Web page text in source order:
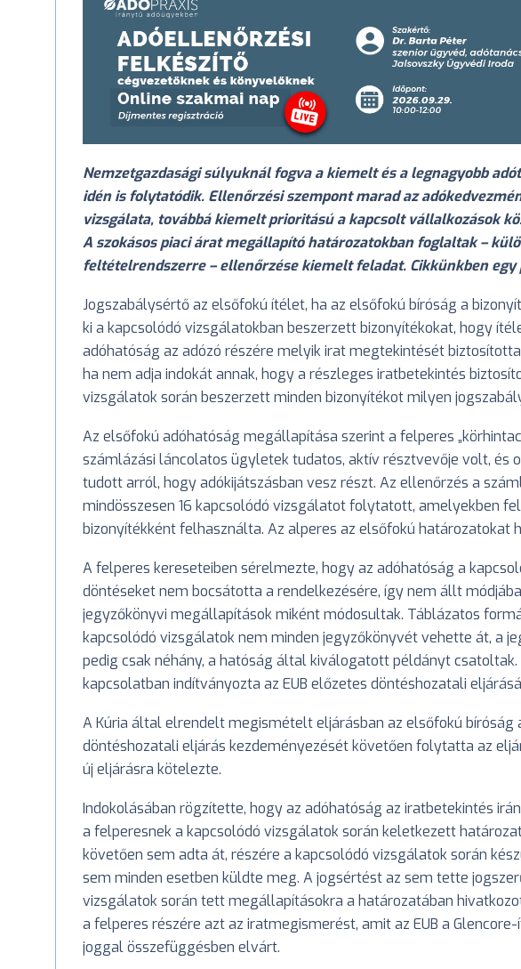
Nemzetgazdasági súlyuknál fogva a kiemelt és a legnagyobb
idén is folytatódik. Ellenőrzési szempont marad az
vizsgálata, továbbá kiemelt prioritású a kapcsolt vállalkozások
A szokásos piaci árat megállapító határozatokban foglaltak –
feltételrendszerre – ellenőrzése kiemelt feladat. Cikkünkben
Jogszabálysértő az elsőfokú ítélet, ha az elsőfokú bíróság a
ki a kapcsolódó vizsgálatokban beszerzett bizonyítékokat, hogy
adóhatóság az adózó részére melyik irat megtekintését
ha nem adja indokát annak, hogy a részleges iratbetekintés
vizsgálatok során beszerzett minden bizonyítékot milyen
Az elsőfokú adóhatóság megállapítása szerint a felperes
számlázási láncolatos ügyletek tudatos, aktív résztvevője volt, és
tudott arról, hogy adókijátszásban vesz részt. Az ellenőrzés a
mindösszesen 16 kapcsolódó vizsgálatot folytatott, amelyekben
bizonyítékként felhasználta. Az alperes az elsőfokú határozatokat
A felperes kereseteiben sérelmezte, hogy az adóhatóság a
döntéseket nem bocsátotta a rendelkezésére, így nem állt
jegyzőkönyvi megállapítások miként módosultak. Táblázatos
kapcsolódó vizsgálatok nem minden jegyzőkönyvét vehette át, a
pedig csak néhány, a hatóság által kiválogatott példányt
kapcsolatban indítványozta az EUB előzetes döntéshozatali
A Kúria által elrendelt megismételt eljárásban az elsőfokú bíróság
döntéshozatali eljárás kezdeményezését követően folytatta az
új eljárásra kötelezte.
Indokolásában rögzítette, hogy az adóhatóság az iratbetekintés
a felperesnek a kapcsolódó vizsgálatok során keletkezett
követően sem adta át, részére a kapcsolódó vizsgálatok során
sem minden esetben küldte meg. A jogsértést az sem tette
vizsgálatok során tett megállapításokra a határozatában
a felperes részére azt az iratmegismerést, amit az EUB a
joggal összefüggésben elvárt.